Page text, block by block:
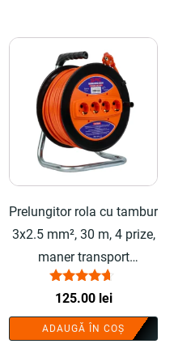
Prelungitor rola cu tambur
3x2.5 mm², 30 m, 4 prize,
maner transport
ergonomic - COBI
SMART®
Evaluat la
4.50
din 5
125.00 lei
ADAUGĂ ÎN COȘ